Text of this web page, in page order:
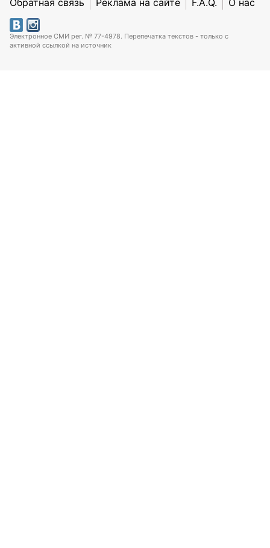
Обратная связь Реклама на сайте F.A.Q. О нас
Электронное СМИ рег. № 77-4978. Перепечатка текстов - только с
активной ссылкой на источник